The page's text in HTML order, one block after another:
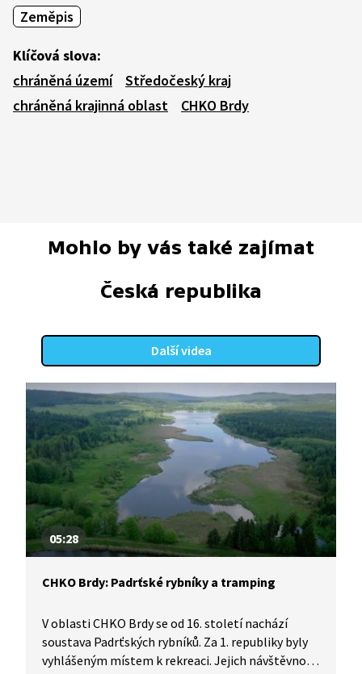
Zeměpis
Klíčová slova:
chráněná území
Středočeský kraj
chráněná krajinná oblast
CHKO Brdy
Mohlo by vás také zajímat
Česká republika
Další videa
05:28
CHKO Brdy: Padrťské rybníky a tramping
V oblasti CHKO Brdy se od 16. století nachází
soustava Padrťských rybníků. Za 1. republiky byly
vyhlášeným místem k rekreaci. Jejich návštěvnost